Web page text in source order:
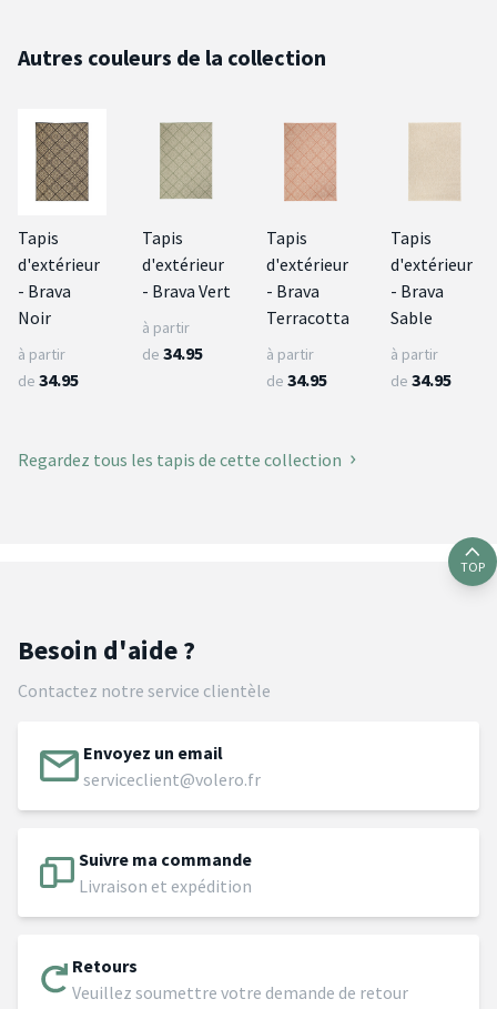
Autres couleurs de la collection
Tapis
d'extérieur
- Brava
Noir
à partir
de 34.95
Tapis
d'extérieur
- Brava Vert
à partir
de 34.95
Tapis
d'extérieur
- Brava
Terracotta
à partir
de 34.95
Tapis
d'extérieur
- Brava
Sable
à partir
de 34.95
Regardez tous les tapis de cette collection
TOP
Besoin d'aide ?
Contactez notre service clientèle
Envoyez un email
serviceclient@volero.fr
Suivre ma commande
Livraison et expédition
Retours
Veuillez soumettre votre demande de retour